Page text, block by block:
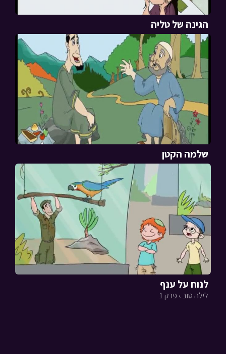
הגינה של טליה
שלמה הקטן
לנוח על ענף
לילה טוב › פרק 1